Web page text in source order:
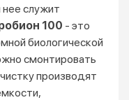
служит
100 - это
биологической
смонтировать
производят